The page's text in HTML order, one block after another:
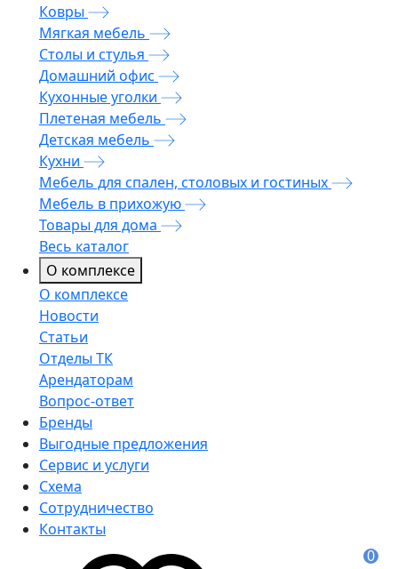
Ковры
Мягкая мебель
Столы и стулья
Домашний офис
Кухонные уголки
Плетеная мебель
Детская мебель
Кухни
Мебель для спален, столовых и гостиных
Мебель в прихожую
Товары для дома
Весь каталог
О комплексе
О комплексе
Новости
Статьи
Отделы ТК
Арендаторам
Вопрос-ответ
Бренды
Выгодные предложения
Сервис и услуги
Схема
Сотрудничество
Контакты
0